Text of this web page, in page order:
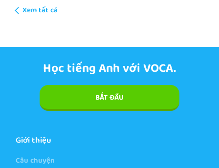
Xem tất cả
Học tiếng Anh với VOCA.
BẮT ĐẦU
Giới thiệu
Câu chuyện